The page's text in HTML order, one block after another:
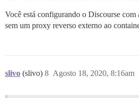
Você está configurando o Discourse
sem um proxy reverso externo ao
slivo (slivo) Agosto 18, 2020, 8:16am
8